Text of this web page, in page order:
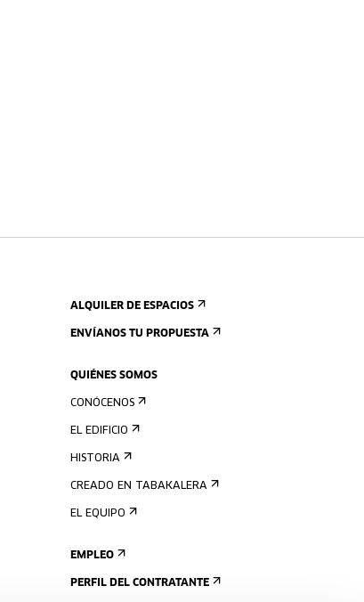
ALQUILER DE ESPACIOS
ENVÍANOS TU PROPUESTA
QUIÉNES SOMOS
CONÓCENOS
EL EDIFICIO
HISTORIA
CREADO EN TABAKALERA
EL EQUIPO
EMPLEO
PERFIL DEL CONTRATANTE